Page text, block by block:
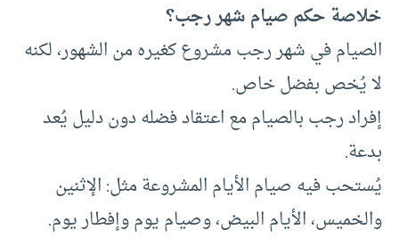
خلاصة حكم صيام شهر رجب؟
الصيام في شهر رجب مشروع كغيره من الشهور، لكنه
لا يُخص بفضل خاص.
إفراد رجب بالصيام مع اعتقاد فضله دون دليل يُعد
بدعة.
يُستحب فيه صيام الأيام المشروعة مثل: الإثنين
والخميس، الأيام البيض، وصيام يوم وإفطار يوم.